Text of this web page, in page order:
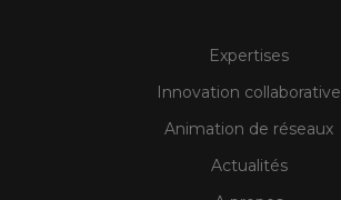
Expertises
Innovation collaborative
Animation de réseaux
Actualités